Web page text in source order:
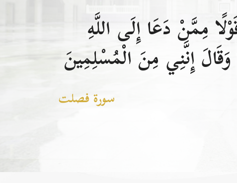
مِمَّنْ دَعَا إِلَى اللَّهِ
إِنَّنِي مِنَ الْمُسْلِمِينَ
سورة فصلت